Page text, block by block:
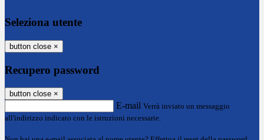
Seleziona utente
button close ×
Recupero password
button close ×
E-mail Verrà inviato un messaggio
all'indirizzo indicato con le istruzioni necessarie.